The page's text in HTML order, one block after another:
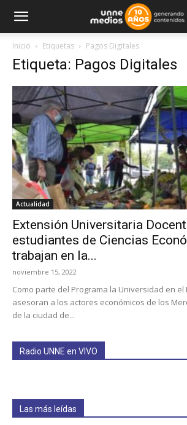
Inicio Etiquetas Pagos Digitales
Etiqueta: Pagos Digitales
Actualidad
Extensión Universitaria
estudiantes de Ciencias
trabajan en la...
noviembre 15, 2022
Como parte del Programa la Universidad en
asesoran a los actores económicos de los
de la ciudad de...
Radio UNNE en VIVO
Las más leídas